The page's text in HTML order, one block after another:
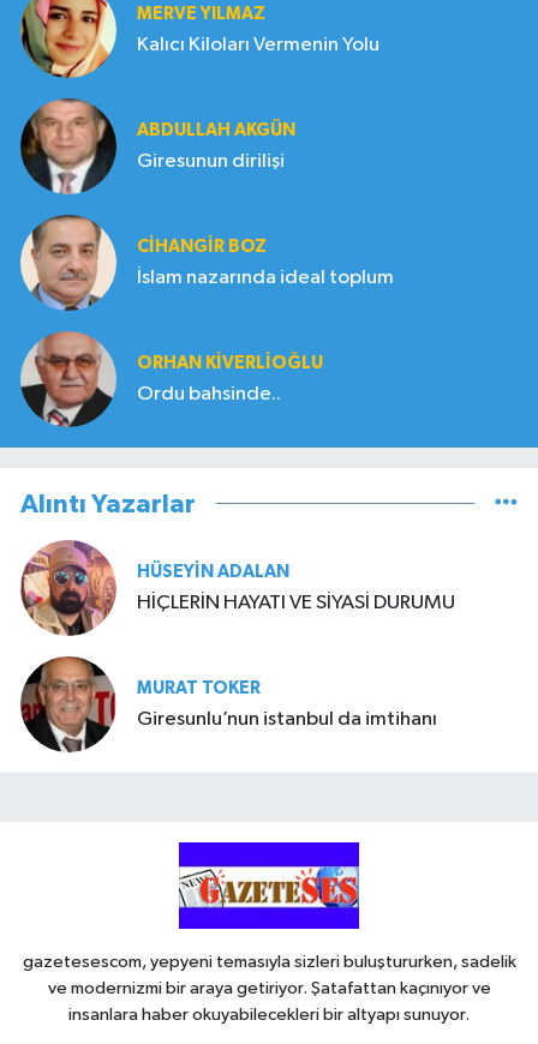
MERVE YILMAZ
Kalıcı Kiloları Vermenin Yolu
ABDULLAH AKGÜN
Giresunun dirilişi
CIHANGIR BOZ
İslam nazarında ideal toplum
ORHAN KIVERLIOĞLU
Ordu bahsinde..
Alıntı Yazarlar
HÜSEYIN ADALAN
HİÇLERİN HAYATI VE SİYASİ DURUMU
MURAT TOKER
Giresunlu’nun istanbul da imtihanı
gazetesescom, yepyeni temasıyla sizleri buluştururken, sadelik
ve modernizmi bir araya getiriyor. Şatafattan kaçınıyor ve
insanlara haber okuyabilecekleri bir altyapı sunuyor.